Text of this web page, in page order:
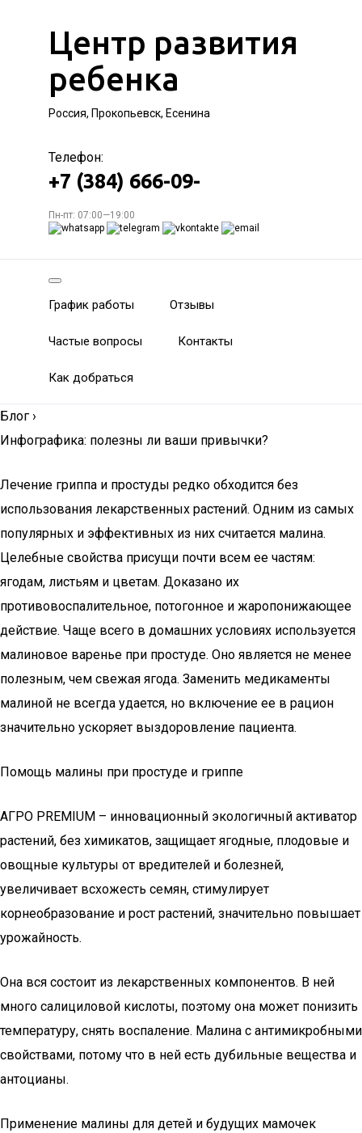
Центр развития
ребенка
Россия, Прокопьевск, Есенина
Телефон:
+7 (384) 666-09-
Пн-пт: 07:00—19:00
График работы Отзывы
Частые вопросы Контакты
Как добраться
Блог ›
Инфографика: полезны ли ваши привычки?
Лечение гриппа и простуды редко обходится без
использования лекарственных растений. Одним из самых
популярных и эффективных из них считается малина.
Целебные свойства присущи почти всем ее частям:
ягодам, листьям и цветам. Доказано их
противовоспалительное, потогонное и жаропонижающее
действие. Чаще всего в домашних условиях используется
малиновое варенье при простуде. Оно является не менее
полезным, чем свежая ягода. Заменить медикаменты
малиной не всегда удается, но включение ее в рацион
значительно ускоряет выздоровление пациента.
Помощь малины при простуде и гриппе
АГРО PREMIUM – инновационный экологичный активатор
растений, без химикатов, защищает ягодные, плодовые и
овощные культуры от вредителей и болезней,
увеличивает всхожесть семян, стимулирует
корнеобразование и рост растений, значительно повышает
урожайность.
Она вся состоит из лекарственных компонентов. В ней
много салициловой кислоты, поэтому она может понизить
температуру, снять воспаление. Малина с антимикробными
свойствами, потому что в ней есть дубильные вещества и
антоцианы.
Применение малины для детей и будущих мамочек